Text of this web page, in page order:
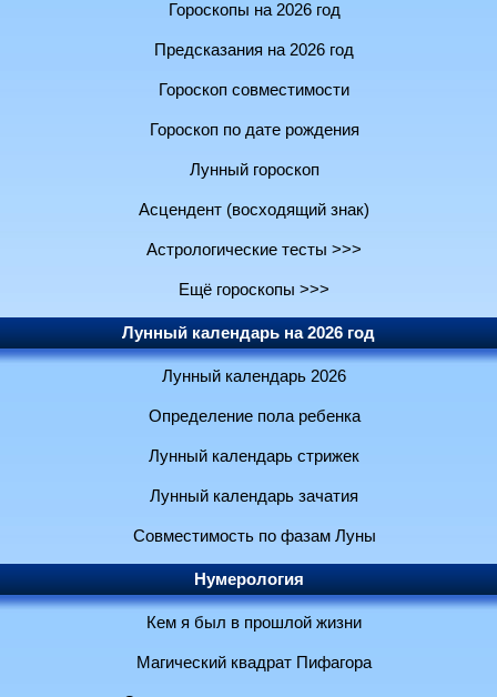
Гороскопы на 2026 год
Предсказания на 2026 год
Гороскоп совместимости
Гороскоп по дате рождения
Лунный гороскоп
Асцендент (восходящий знак)
Астрологические тесты >>>
Ещё гороскопы >>>
Лунный календарь на 2026 год
Лунный календарь 2026
Определение пола ребенка
Лунный календарь стрижек
Лунный календарь зачатия
Совместимость по фазам Луны
Нумерология
Кем я был в прошлой жизни
Магический квадрат Пифагора